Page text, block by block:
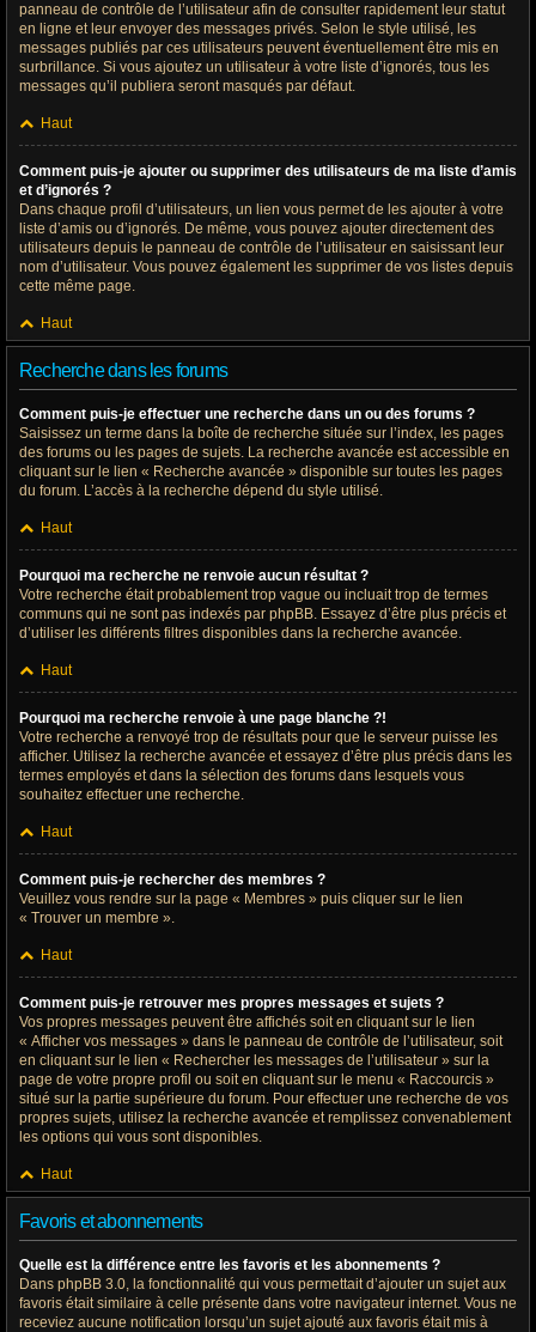
panneau de contrôle de l’utilisateur afin de consulter rapidement leur statut
en ligne et leur envoyer des messages privés. Selon le style utilisé, les
messages publiés par ces utilisateurs peuvent éventuellement être mis en
surbrillance. Si vous ajoutez un utilisateur à votre liste d’ignorés, tous les
messages qu’il publiera seront masqués par défaut.
Haut
Comment puis-je ajouter ou supprimer des utilisateurs de ma liste d’amis
et d’ignorés ?
Dans chaque profil d’utilisateurs, un lien vous permet de les ajouter à votre
liste d’amis ou d’ignorés. De même, vous pouvez ajouter directement des
utilisateurs depuis le panneau de contrôle de l’utilisateur en saisissant leur
nom d’utilisateur. Vous pouvez également les supprimer de vos listes depuis
cette même page.
Haut
Recherche dans les forums
Comment puis-je effectuer une recherche dans un ou des forums ?
Saisissez un terme dans la boîte de recherche située sur l’index, les pages
des forums ou les pages de sujets. La recherche avancée est accessible en
cliquant sur le lien « Recherche avancée » disponible sur toutes les pages
du forum. L’accès à la recherche dépend du style utilisé.
Haut
Pourquoi ma recherche ne renvoie aucun résultat ?
Votre recherche était probablement trop vague ou incluait trop de termes
communs qui ne sont pas indexés par phpBB. Essayez d’être plus précis et
d’utiliser les différents filtres disponibles dans la recherche avancée.
Haut
Pourquoi ma recherche renvoie à une page blanche ?!
Votre recherche a renvoyé trop de résultats pour que le serveur puisse les
afficher. Utilisez la recherche avancée et essayez d’être plus précis dans les
termes employés et dans la sélection des forums dans lesquels vous
souhaitez effectuer une recherche.
Haut
Comment puis-je rechercher des membres ?
Veuillez vous rendre sur la page « Membres » puis cliquer sur le lien
« Trouver un membre ».
Haut
Comment puis-je retrouver mes propres messages et sujets ?
Vos propres messages peuvent être affichés soit en cliquant sur le lien
« Afficher vos messages » dans le panneau de contrôle de l’utilisateur, soit
en cliquant sur le lien « Rechercher les messages de l’utilisateur » sur la
page de votre propre profil ou soit en cliquant sur le menu « Raccourcis »
situé sur la partie supérieure du forum. Pour effectuer une recherche de vos
propres sujets, utilisez la recherche avancée et remplissez convenablement
les options qui vous sont disponibles.
Haut
Favoris et abonnements
Quelle est la différence entre les favoris et les abonnements ?
Dans phpBB 3.0, la fonctionnalité qui vous permettait d’ajouter un sujet aux
favoris était similaire à celle présente dans votre navigateur internet. Vous ne
receviez aucune notification lorsqu’un sujet ajouté aux favoris était mis à